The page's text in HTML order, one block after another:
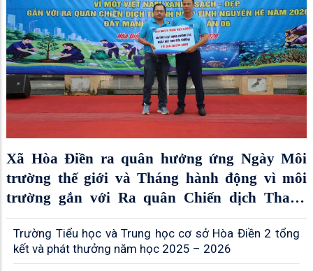
Xã Hòa Điền ra quân hưởng ứng Ngày Môi
trường thế giới và Tháng hành động vì môi
trường gắn với Ra quân Chiến dịch Thanh
niên tình nguyện hè năm 2026
Trường Tiểu học và Trung học cơ sở Hòa Điền 2 tổng
kết và phát thưởng năm học 2025 – 2026